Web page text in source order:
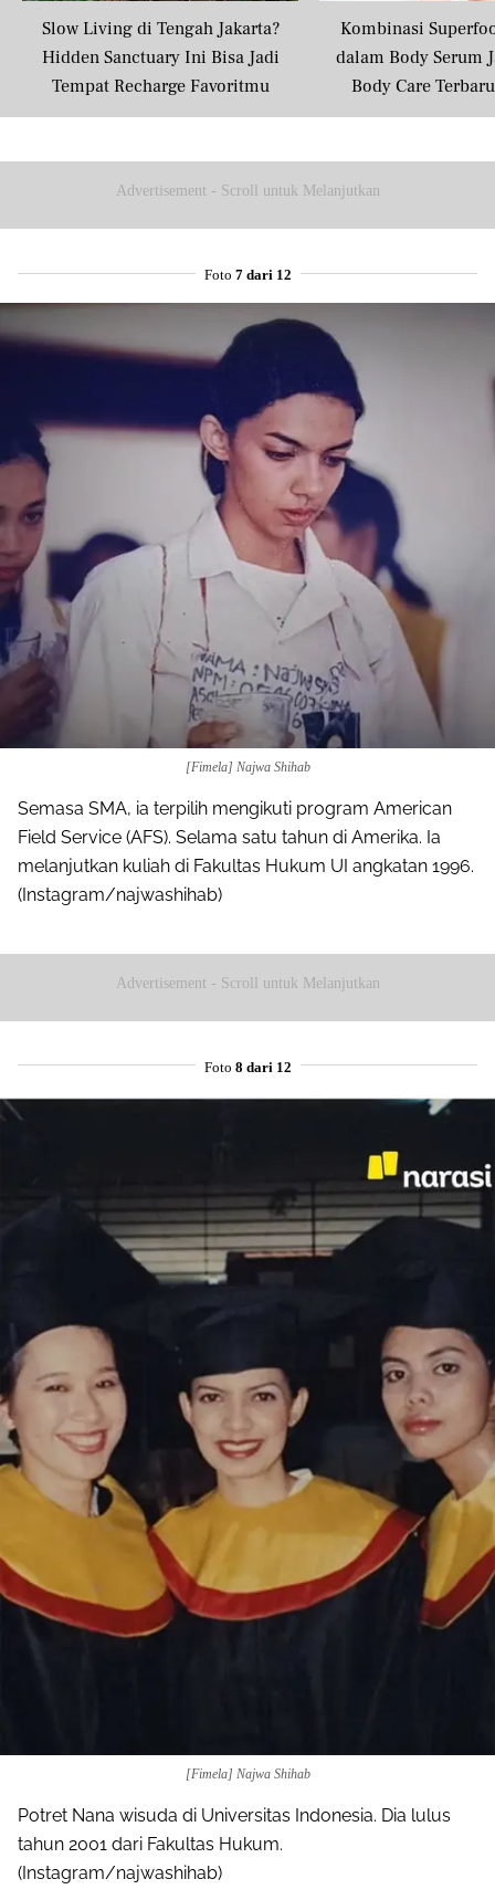
Slow Living di Tengah Jakarta?
Hidden Sanctuary Ini Bisa Jadi
Tempat Recharge Favoritmu
Kombinasi
dalam Body Serum
Body Care
Masyarakat
Advertisement - Scroll untuk Melanjutkan
Foto 7 dari 12
[Fimela] Najwa Shihab
Semasa SMA, ia terpilih mengikuti program American
Field Service (AFS). Selama satu tahun di Amerika. Ia
melanjutkan kuliah di Fakultas Hukum UI angkatan 1996.
(Instagram/najwashihab)
Advertisement - Scroll untuk Melanjutkan
Foto 8 dari 12
[Fimela] Najwa Shihab
Potret Nana wisuda di Universitas Indonesia. Dia lulus
tahun 2001 dari Fakultas Hukum.
(Instagram/najwashihab)
Share to others
Pinterest